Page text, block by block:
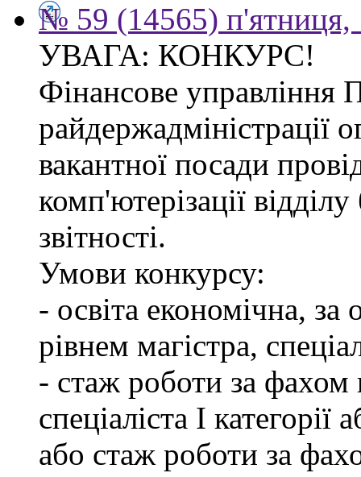
№ 59 (14565) п'ятниця,
УВАГА: КОНКУРС!
Фінансове управління
райдержадміністрації
вакантної посади
комп'ютерізації
звітності.
Умови конкурсу:
- освіта економічна, за
рівнем магістра,
- стаж роботи за фахом
спеціаліста І
або стаж роботи за